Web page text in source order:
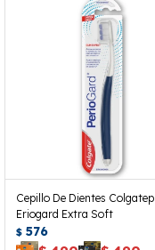
Cepillo De Dientes Colgatep
Eriogard Extra Soft
$ 576